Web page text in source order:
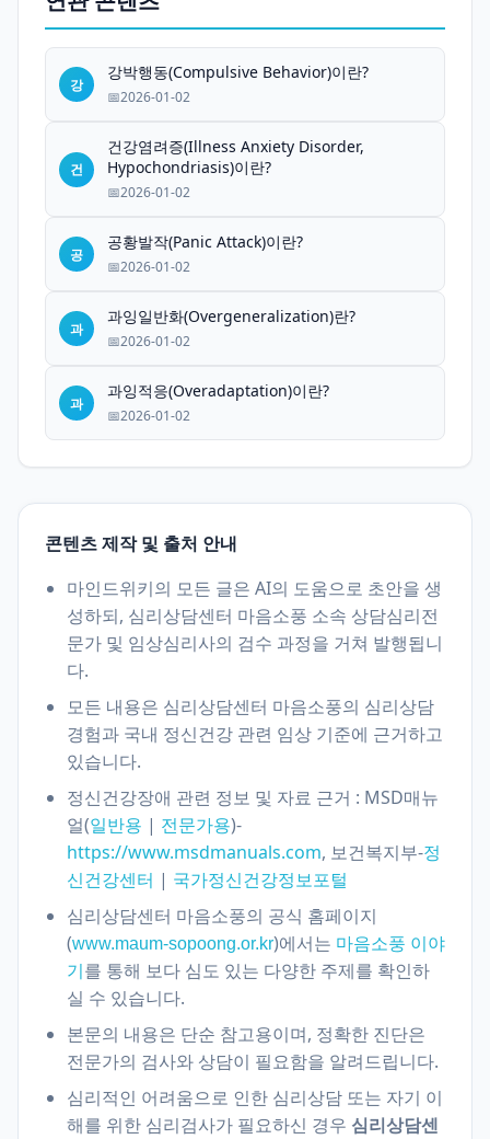
강
강박행동(Compulsive Behavior)이란?
2026-01-02
건
건강염려증(Illness Anxiety Disorder,
Hypochondriasis)이란?
2026-01-02
공
공황발작(Panic Attack)이란?
2026-01-02
과
과잉일반화(Overgeneralization)란?
2026-01-02
과
과잉적응(Overadaptation)이란?
2026-01-02
콘텐츠 제작 및 출처 안내
마인드위키의 모든 글은 AI의 도움으로 초안을 생
성하되, 심리상담센터 마음소풍 소속 상담심리전
문가 및 임상심리사의 검수 과정을 거쳐 발행됩니
다.
모든 내용은 심리상담센터 마음소풍의 심리상담
경험과 국내 정신건강 관련 임상 기준에 근거하고
있습니다.
정신건강장애 관련 정보 및 자료 근거 : MSD매뉴
얼(일반용 | 전문가용)-
https://www.msdmanuals.com, 보건복지부-정
신건강센터 | 국가정신건강정보포털
심리상담센터 마음소풍의 공식 홈페이지
(www.maum-sopoong.or.kr)에서는 마음소풍 이야
기 를 통해 보다 심도 있는 다양한 주제를 확인하
실 수 있습니다.
본문의 내용은 단순 참고용이며, 정확한 진단은
전문가의 검사와 상담이 필요함을 알려드립니다.
심리적인 어려움으로 인한 심리상담 또는 자기 이
해를 위한 심리검사가 필요하신 경우 심리상담센